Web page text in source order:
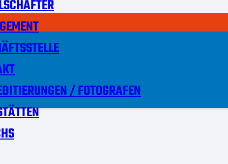
/ FOTOGRAFEN